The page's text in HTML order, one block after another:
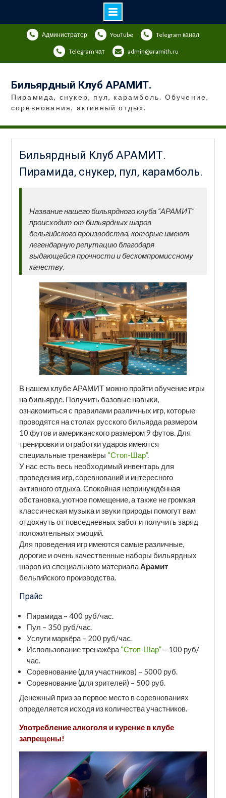
Администратор YouTube Telegram канал
Telegram чат admin@aramith.ru
Бильярдный Клуб АРАМИТ.
Пирамида, снукер, пул, карамболь. Обучение,
соревнования, активный отдых.
Бильярдный Клуб АРАМИТ.
Пирамида, снукер, пул, карамболь.
Название нашего бильярдного клуба “АРАМИТ”
происходит от бильярдных шаров
бельгийского производства, которые имеют
легендарную репутацию благодаря
выдающейся прочности и бескомпромиссному
качеству.
В нашем клубе АРАМИТ можно пройти обучение игры
на бильярде. Получить базовые навыки,
ознакомиться с правилами различных игр, которые
проводятся на столах русского бильярда размером
10 футов и американского размером 9 футов. Для
тренировки и отработки ударов имеются
специальные тренажёры “Стоп-Шар”.
У нас есть весь необходимый инвентарь для
проведения игр, соревнований и интересного
активного отдыха. Спокойная непринуждённая
обстановка, уютное помещение, а также не громкая
классическая музыка и звуки природы помогут вам
отдохнуть от повседневных забот и получить заряд
положительных эмоций.
Для проведения игр имеются самые различные,
дорогие и очень качественные наборы бильярдных
шаров из специального материалаАрамит
бельгийского производства.
Прайс
Пирамида – 400 руб/час.
Пул – 350 руб/чаc.
Услуги маркёра – 200 руб/чаc.
Использование тренажёра “Стоп-Шар”– 100 руб/
час.
Соревнование (для участников) – 5000 руб.
Соревнование (для зрителей) – 500 руб.
Денежный приз за первое место в соревнованиях
определяется исходя из количества участников.
Употребление алкоголя и курение в клубе
запрещены!